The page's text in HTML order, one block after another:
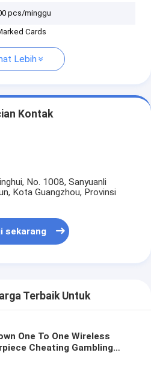
pcs/minggu
Cards
Lebih
Kontak
No. 1008, Sanyuanli
Kota Guangzhou, Provinsi
sekarang
Terbaik Untuk
One To One Wireless
Cheating Gambling